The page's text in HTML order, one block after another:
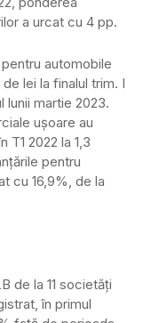
a urcat cu 4 pp.
automobile
lei la finalul trim. I
lunii martie 2023.
ușoare au
T1 2022 la 1,3
pentru
cu 16,9%, de la
de la 11 societăți
în primul